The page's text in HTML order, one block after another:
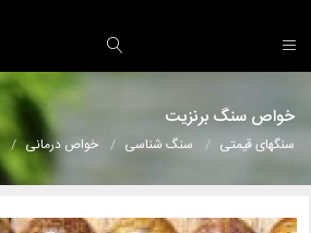
خواص سنگ برنزیت
سنگهای قیمتی سنگ شناسی خواص درمانی